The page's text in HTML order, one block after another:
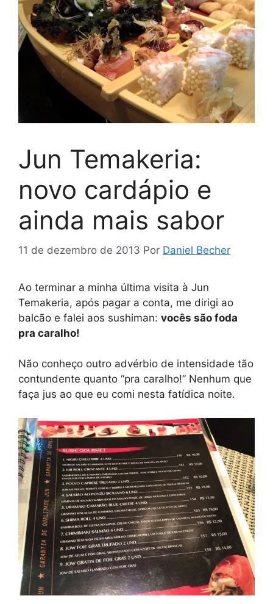
Jun Temakeria:
novo cardápio e
ainda mais sabor
11 de dezembro de 2013 Por Daniel Becher
Ao terminar a minha última visita à Jun
Temakeria, após pagar a conta, me dirigi ao
balcão e falei aos sushiman: vocês são foda
pra caralho!
Não conheço outro advérbio de intensidade tão
contundente quanto “pra caralho!” Nenhum que
faça jus ao que eu comi nesta fatídica noite.